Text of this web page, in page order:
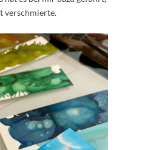
verschmierte.